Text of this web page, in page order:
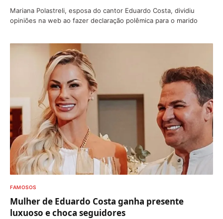
Mariana Polastreli, esposa do cantor Eduardo Costa, dividiu
opiniões na web ao fazer declaração polêmica para o marido
FAMOSOS
Mulher de Eduardo Costa ganha presente
luxuoso e choca seguidores